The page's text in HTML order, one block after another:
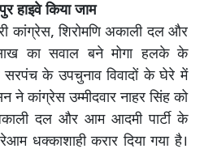
हाइवे किया जाम
कांग्रेस, शिरोमणि अकाली दल और
का सवाल बने मोगा हलके के
सरपंच के उपचुनाव विवादों के घेरे में
ने कांग्रेस उम्मीदवार नाहर सिंह को
दल और आम आदमी पार्टी के
धक्काशाही करार दिया गया है।